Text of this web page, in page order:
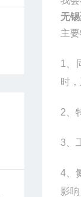
无
主
1
时
2
3
4
影